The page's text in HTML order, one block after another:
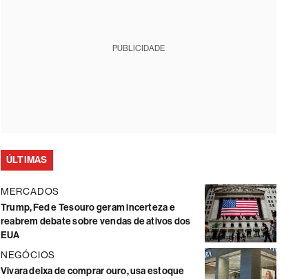
PUBLICIDADE
ÚLTIMAS
MERCADOS
Trump, Fed e Tesouro geram incerteza e
reabrem debate sobre vendas de ativos dos
EUA
NEGÓCIOS
Vivara deixa de comprar ouro, usa estoque